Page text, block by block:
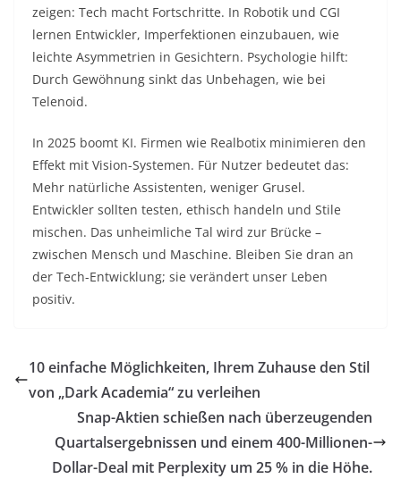
zeigen: Tech macht Fortschritte. In Robotik und CGI
lernen Entwickler, Imperfektionen einzubauen, wie
leichte Asymmetrien in Gesichtern. Psychologie hilft:
Durch Gewöhnung sinkt das Unbehagen, wie bei
Telenoid.​
In 2025 boomt KI. Firmen wie Realbotix minimieren den
Effekt mit Vision-Systemen. Für Nutzer bedeutet das:
Mehr natürliche Assistenten, weniger Grusel.
Entwickler sollten testen, ethisch handeln und Stile
mischen. Das unheimliche Tal wird zur Brücke –
zwischen Mensch und Maschine. Bleiben Sie dran an
der Tech-Entwicklung; sie verändert unser Leben
positiv.
10 einfache Möglichkeiten, Ihrem Zuhause den Stil
von „Dark Academia“ zu verleihen
Snap-Aktien schießen nach überzeugenden
Quartalsergebnissen und einem 400-Millionen-
Dollar-Deal mit Perplexity um 25 % in die Höhe.